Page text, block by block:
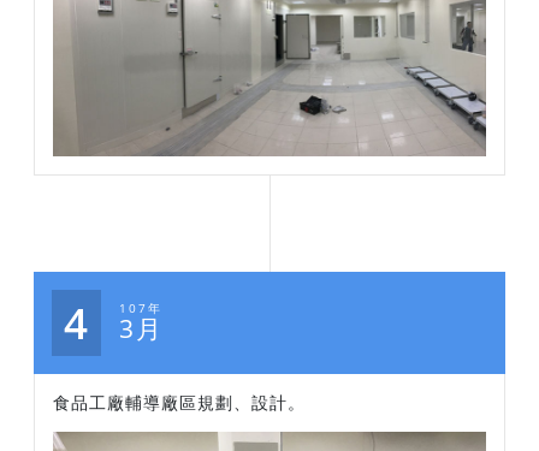
4 107年
3月
食品工廠輔導廠區規劃、設計。